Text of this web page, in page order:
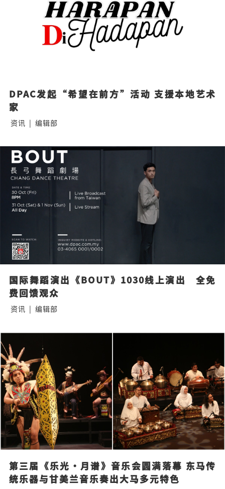
DPAC发起“希望在前方”活动 支援本地艺术
家
资讯 | 编辑部
国际舞蹈演出《BOUT》1030线上演出   全免
费回馈观众
资讯 | 编辑部
第三届《乐光·月谱》音乐会圆满落幕 东马传
统乐器与甘美兰音乐奏出大马多元特色